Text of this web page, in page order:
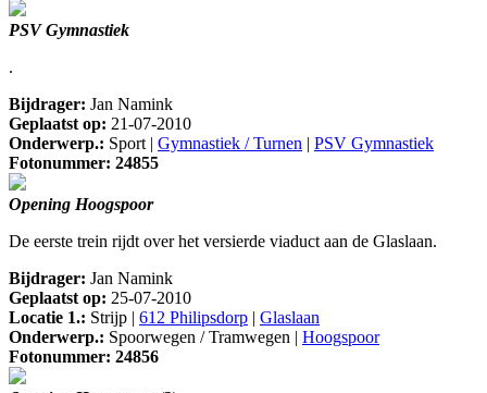
PSV Gymnastiek
.
Bijdrager: Jan Namink
Geplaatst op: 21-07-2010
Onderwerp.: Sport | Gymnastiek / Turnen | PSV Gymnastiek
Fotonummer: 24855
Opening Hoogspoor
De eerste trein rijdt over het versierde viaduct aan de Glaslaan.
Bijdrager: Jan Namink
Geplaatst op: 25-07-2010
Locatie 1.: Strijp | 612 Philipsdorp | Glaslaan
Onderwerp.: Spoorwegen / Tramwegen | Hoogspoor
Fotonummer: 24856